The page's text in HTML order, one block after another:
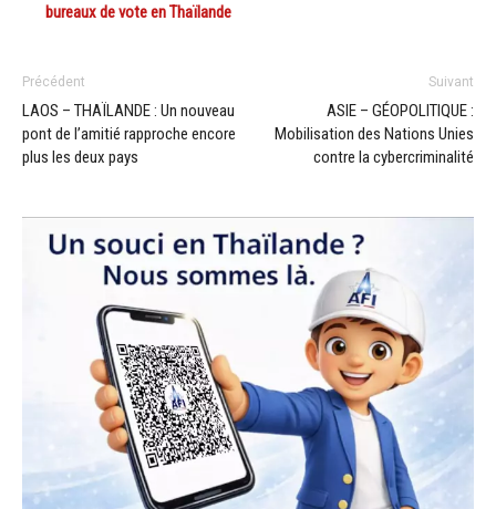
bureaux de vote en Thaïlande
Précédent
LAOS – THAÏLANDE : Un nouveau
pont de l’amitié rapproche encore
plus les deux pays
Suivant
ASIE – GÉOPOLITIQUE :
Mobilisation des Nations Unies
contre la cybercriminalité